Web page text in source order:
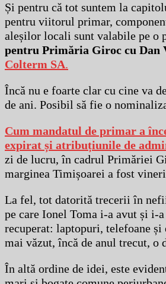
Și pentru că tot suntem la
pentru viitorul primar,
aleșilor locali sunt valabile pe o
pentru Primăria Giroc cu Dan
Colterm SA.
Încă nu e foarte clar cu cine va
de ani. Posibil să fie o
Cum mandatul de primar a
expirat și atribuțiunile de
zi de lucru, în cadrul Primăriei
marginea Timișoarei a fost
La fel, tot datorită trecerii în
pe care Ionel Toma i-a avut și i-
recuperat: laptopuri, telefoane
mai văzut, încă de anul trecut,
În altă ordine de idei, este